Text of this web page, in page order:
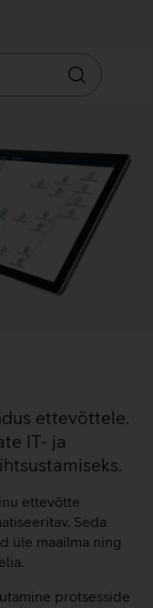
Otsin
ettevõttele.
IT- ja
ettevõtte
Seda
üle maailma ning
protsesside